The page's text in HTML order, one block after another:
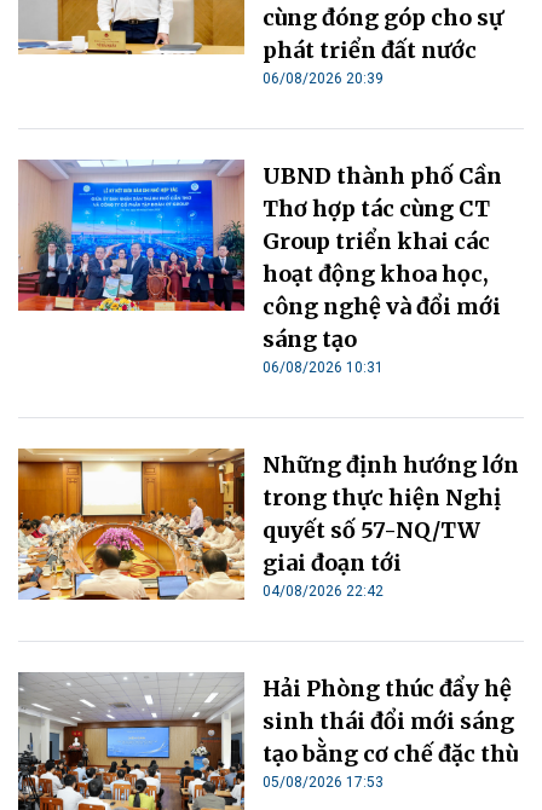
cùng đóng góp cho sự
phát triển đất nước
06/08/2026 20:39
UBND thành phố Cần
Thơ hợp tác cùng CT
Group triển khai các
hoạt động khoa học,
công nghệ và đổi mới
sáng tạo
06/08/2026 10:31
Những định hướng lớn
trong thực hiện Nghị
quyết số 57-NQ/TW
giai đoạn tới
04/08/2026 22:42
Hải Phòng thúc đẩy hệ
sinh thái đổi mới sáng
tạo bằng cơ chế đặc thù
05/08/2026 17:53